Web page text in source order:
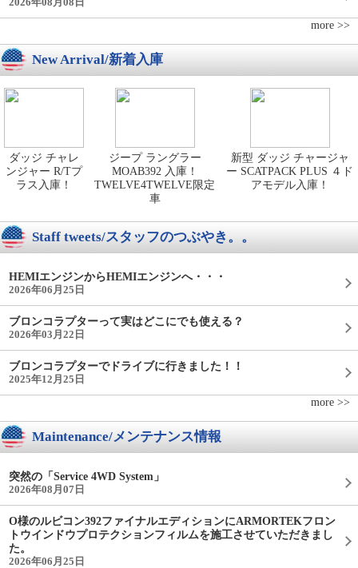
more >>
New Arrival/新着入庫
ダッジ チャレ
ンジャー R/Tプ
ラス入庫！
ジープ ラングラー
MOAB392 入庫！
TWELVE4TWELVE限定
車
新型 ダッジ チャージャ
ー SCATPACK PLUS ４ド
アモデル入庫！
Staff tweets/スタッフのつぶやき。。
HEMIエンジンからHEMIエンジンへ・・・
2026年06月25日
ブロンコラプターって実はどこにでも使える？
2026年03月22日
ブロンコラプターでドライブに行きました！！
2025年12月25日
more >>
Maintenance/メンテナンス情報
突然の「Service 4WD System」
2026年08月07日
O様のルビコン392ファイナルエディションにARMORTEKフロン
トウインドウプロテクションフィルムを施工させていただきまし
た。
2026年06月25日